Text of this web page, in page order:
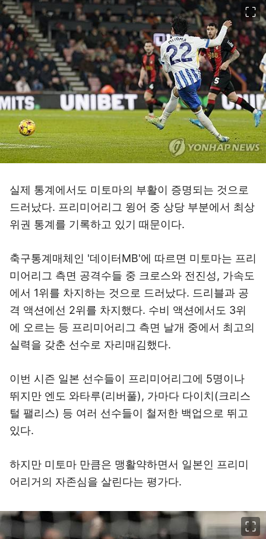
실제 통계에서도 미토마의 부활이 증명되는 것으로
드러났다. 프리미어리그 윙어 중 상당 부분에서 최상
위권 통계를 기록하고 있기 때문이다.
축구통계매체인 '데이터MB'에 따르면 미토마는 프리
미어리그 측면 공격수들 중 크로스와 전진성, 가속도
에서 1위를 차지하는 것으로 드러났다. 드리블과 공
격 액션에선 2위를 차지했다. 수비 액션에서도 3위
에 오르는 등 프리미어리그 측면 날개 중에서 최고의
실력을 갖춘 선수로 자리매김했다.
이번 시즌 일본 선수들이 프리미어리그에 5명이나
뛰지만 엔도 와타루(리버풀), 가마다 다이치(크리스
털 팰리스) 등 여러 선수들이 철저한 백업으로 뛰고
있다.
하지만 미토마 만큼은 맹활약하면서 일본인 프리미
어리거의 자존심을 살린다는 평가다.